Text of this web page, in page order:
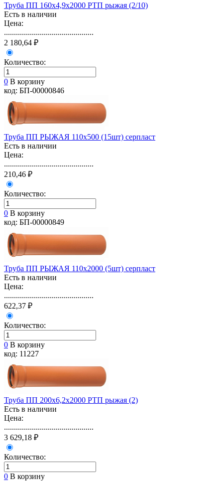
Труба ПП 160х4,9х2000 РТП рыжая (2/10)
Есть в наличии
Цена:
.............................................
2 180,64 ₽
Количество:
0 В корзину
код: БП-00000846
Труба ПП РЫЖАЯ 110х500 (15шт) серпласт
Есть в наличии
Цена:
.............................................
210,46 ₽
Количество:
0 В корзину
код: БП-00000849
Труба ПП РЫЖАЯ 110х2000 (5шт) серпласт
Есть в наличии
Цена:
.............................................
622,37 ₽
Количество:
0 В корзину
код: 11227
Труба ПП 200х6,2х2000 РТП рыжая (2)
Есть в наличии
Цена:
.............................................
3 629,18 ₽
Количество:
0 В корзину